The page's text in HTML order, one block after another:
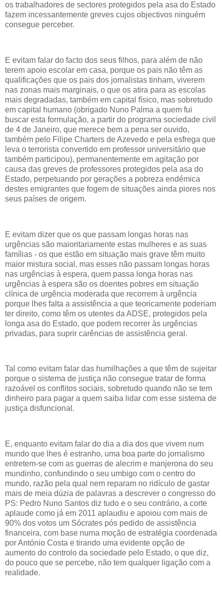
os trabalhadores de sectores protegidos pela asa do Estado
fazem incessantemente greves cujos objectivos ninguém
consegue perceber.
E evitam falar do facto dos seus filhos, para além de não
terem apoio escolar em casa, porque os pais não têm as
qualificações que os pais dos jornalistas tinham, viverem
nas zonas mais marginais, o que os atira para as escolas
mais degradadas, também em capital físico, mas sobretudo
em capital humano (obrigado Nuno Palma a quem fui
buscar esta formulação, a partir do programa sociedade civil
de 4 de Janeiro, que merece bem a pena ser ouvido,
também pelo Filipe Charters de Azevedo e pela esfrega que
leva o terrorista convertido em professor universitário que
também participou), permanentemente em agitação por
causa das greves de professores protegidos pela asa do
Estado, perpetuando por gerações a pobreza endémica
destes emigrantes que fogem de situações ainda piores nos
seus países de origem.
E evitam dizer que os que passam longas horas nas
urgências são maioritariamente estas mulheres e as suas
famílias - os que estão em situação mais grave têm muito
maior mistura social, mas esses não passam longas horas
nas urgências à espera, quem passa longa horas nas
urgências à espera são os doentes pobres em situação
clínica de urgência moderada que recorrem à urgência
porque lhes falta a assistência a que teoricamente poderiam
ter direito, como têm os utentes da ADSE, protegidos pela
longa asa do Estado, que podem recorrer às urgências
privadas, para suprir carências de assistência geral.
Tal como evitam falar das humilhações a que têm de sujeitar
porque o sistema de justiça não consegue tratar de forma
razoável os conflitos sociais, sobretudo quando não se tem
dinheiro para pagar a quem saiba lidar com esse sistema de
justiça disfuncional.
E, enquanto evitam falar do dia a dia dos que vivem num
mundo que lhes é estranho, uma boa parte do jornalismo
entretem-se com as guerras de alecrim e manjerona do seu
mundinho, confundindo o seu umbigo com o centro do
mundo, razão pela qual nem reparam no ridículo de gastar
mais de meia dúzia de palavras a descrever o congresso do
PS: Pedro Nuno Santos diz tudo e o seu contrário, a corte
aplaude como já em 2011 aplaudiu e apoiou com mais de
90% dos votos um Sócrates pós pedido de assistência
financeira, com base numa moção de estratégia coordenada
por António Costa e tirando uma evidente opção de
aumento do controlo da sociedade pelo Estado, o que diz,
do pouco que se percebe, não tem qualquer ligação com a
realidade.